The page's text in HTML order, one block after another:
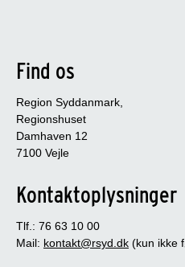
Find os
Region Syddanmark,
Regionshuset
Damhaven 12
7100 Vejle
Kontaktoplysninger
Tlf.: 76 63 10 00
Mail: kontakt@rsyd.dk (kun ikke